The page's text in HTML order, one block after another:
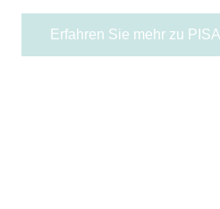
Erfahren Sie mehr zu